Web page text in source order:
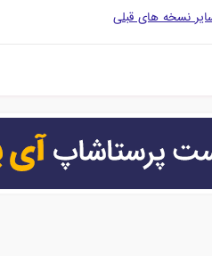
نسخه های قبلی